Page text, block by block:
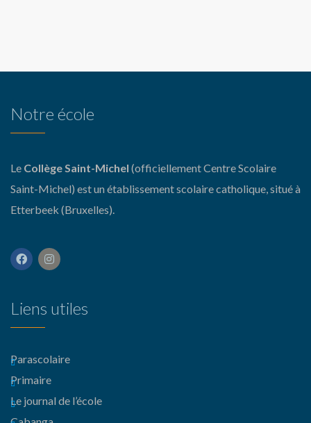
Notre école
Le Collège Saint-Michel (officiellement Centre Scolaire
Saint-Michel) est un établissement scolaire catholique, situé à
Etterbeek (Bruxelles).
Liens utiles
Parascolaire
Primaire
Le journal de l’école